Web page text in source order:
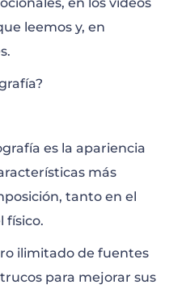
de letras
que hay que
para los
leemos y, en
es la apariencia
más
tanto en el
físico.
ilimitado de fuentes
para mejorar sus